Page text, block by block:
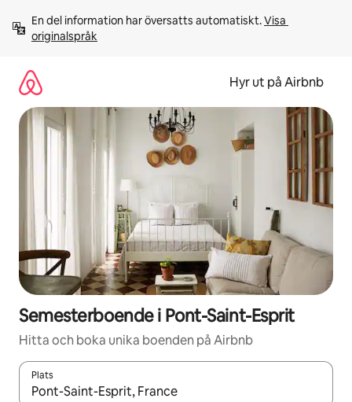
innehåll
En del information har översatts automatiskt. Visa
originalspråk
Hyr ut på Airbnb
Semesterboende i Pont-Saint-Esprit
Hitta och boka unika boenden på Airbnb
Plats
När resultaten är tillgängliga kan du navigera med upp- och